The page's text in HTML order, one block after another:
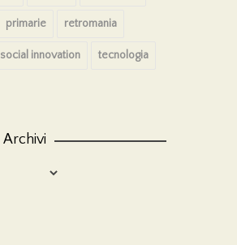
primarie retromania
social innovation tecnologia
Archivi